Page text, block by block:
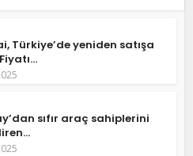
Türkiye’de yeniden satışa
sıfır araç sahiplerini